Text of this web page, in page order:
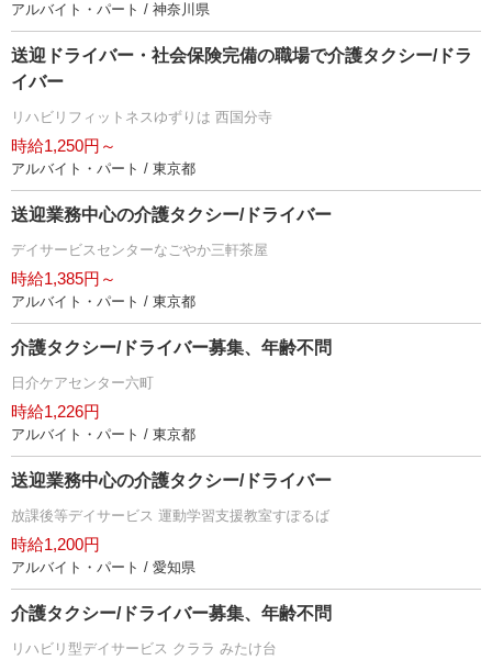
アルバイト・パート / 神奈川県
送迎ドライバー・社会保険完備の職場で介護タクシー/ドラ
イバー
リハビリフィットネスゆずりは 西国分寺
時給1,250円～
アルバイト・パート / 東京都
送迎業務中心の介護タクシー/ドライバー
デイサービスセンターなごやか三軒茶屋
時給1,385円～
アルバイト・パート / 東京都
介護タクシー/ドライバー募集、年齢不問
日介ケアセンター六町
時給1,226円
アルバイト・パート / 東京都
送迎業務中心の介護タクシー/ドライバー
放課後等デイサービス 運動学習支援教室すぽるば
時給1,200円
アルバイト・パート / 愛知県
介護タクシー/ドライバー募集、年齢不問
リハビリ型デイサービス クララ みたけ台